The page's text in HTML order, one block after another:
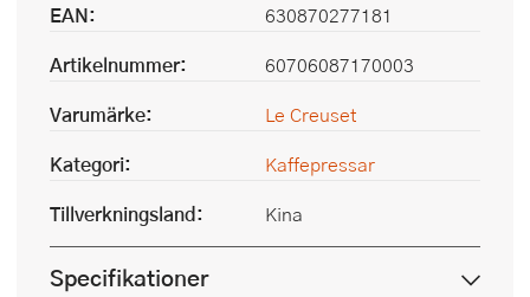
EAN:
630870277181
Artikelnummer:
60706087170003
Varumärke:
Le Creuset
Kategori:
Kaffepressar
Tillverkningsland:
Kina
Specifikationer